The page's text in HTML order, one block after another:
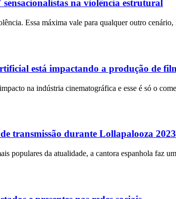
na violência estrutural
Essa máxima vale para qualquer outro
está impactando a produção de
na indústria cinematográfica e esse é só o
transmissão durante Lollapalooza 2023
populares da atualidade, a cantora espanhola faz